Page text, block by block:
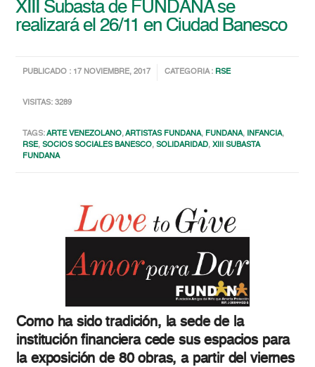
XIII Subasta de FUNDANA se
realizará el 26/11 en Ciudad Banesco
PUBLICADO : 17 NOVIEMBRE, 2017 CATEGORIA : RSE
VISITAS: 3289
TAGS:ARTE VENEZOLANO,ARTISTAS FUNDANA, FUNDANA, INFANCIA,
RSE,SOCIOS SOCIALES BANESCO,SOLIDARIDAD,XIII SUBASTA
FUNDANA
Como ha sido tradición, la sede de la
institución financiera cede sus espacios para
la exposición de 80 obras, a partir del viernes